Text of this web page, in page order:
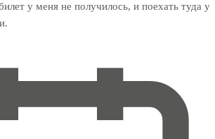
у меня не получилось, и поехать туда у